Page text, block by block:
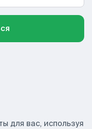
для вас, используя